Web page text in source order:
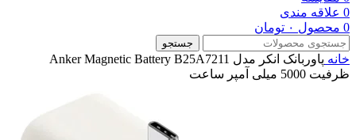
0 علاقه مندی
0 محصول ۰ تومان
جستجو
خانه
پاوربانک انکر مدل Anker Magnetic Battery B25A7211
ظرفیت 5000 میلی آمپر ساعت